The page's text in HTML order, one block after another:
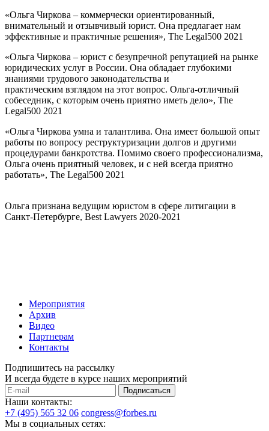
«Ольга Чиркова – коммерчески ориентированный,
внимательный и отзывчивый юрист. Она предлагает нам
эффективные и практичные решения», The Legal500 2021
«Ольга Чиркова – юрист с безупречной репутацией на рынке
юридических услуг в России. Она обладает глубокими
знаниями трудового законодательства и
практическим взглядом на этот вопрос. Ольга-отличный
собеседник, с которым очень приятно иметь дело», The
Legal500 2021
«Ольга Чиркова умна и талантлива. Она имеет большой опыт
работы по вопросу реструктуризации долгов и другими
процедурами банкротства. Помимо своего профессионализма,
Ольга очень приятный человек, и с ней всегда приятно
работать», The Legal500 2021
Ольга признана ведущим юристом в сфере литигации в
Санкт-Петербурге, Best Lawyers 2020-2021
Мероприятия
Архив
Видео
Партнерам
Контакты
Подпишитесь на рассылку
И всегда будете в курсе наших мероприятий
Подписаться
Наши контакты:
+7 (495) 565 32 06 congress@forbes.ru
Мы в социальных сетях: